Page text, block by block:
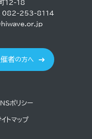
町12-18
082-253-8114
者の方へ
ポリシー
イトマップ